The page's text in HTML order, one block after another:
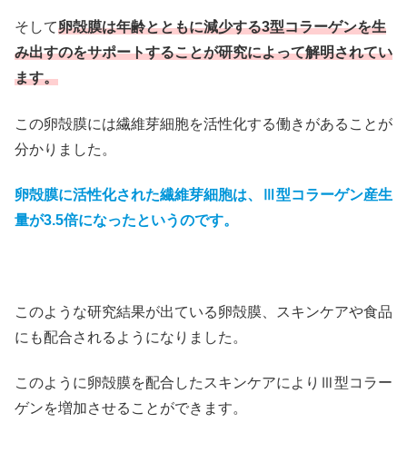
そして卵殻膜は年齢とともに減少する3型コラーゲンを生
み出すのをサポートすることが研究によって解明されてい
ます。
この卵殻膜には繊維芽細胞を活性化する働きがあることが
分かりました。
卵殻膜に活性化された繊維芽細胞は、Ⅲ型コラーゲン産生
量が3.5倍になったというのです。
このような研究結果が出ている卵殻膜、スキンケアや食品
にも配合されるようになりました。
このように卵殻膜を配合したスキンケアによりⅢ型コラー
ゲンを増加させることができます。